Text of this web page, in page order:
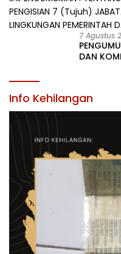
7 Agustus
DAN
Info Kehilangan